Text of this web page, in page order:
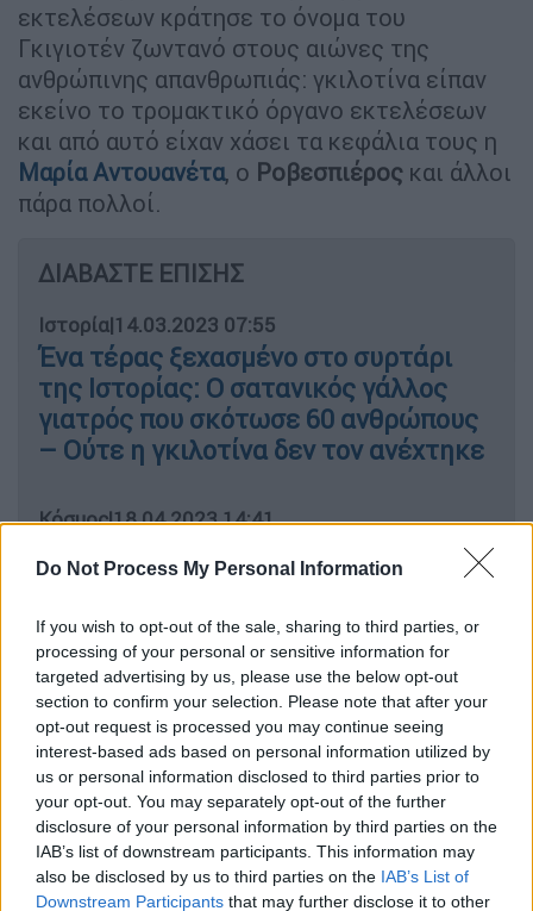
Do Not Process My Personal Information
If you wish to opt-out of the sale, sharing to third parties, or
processing of your personal or sensitive information for
targeted advertising by us, please use the below opt-out
section to confirm your selection. Please note that after your
opt-out request is processed you may continue seeing
interest-based ads based on personal information utilized by
us or personal information disclosed to third parties prior to
your opt-out. You may separately opt-out of the further
disclosure of your personal information by third parties on the
IAB’s list of downstream participants. This information may
also be disclosed by us to third parties on the IAB’s List of
Downstream Participants that may further disclose it to other
εκτελέσεων κράτησε το όνομα του
Γκιγιοτέν ζωντανό στους αιώνες της
ανθρώπινης απανθρωπιάς: γκιλοτίνα είπαν
εκείνο το τρομακτικό όργανο εκτελέσεων
και από αυτό είχαν χάσει τα κεφάλια τους η
Μαρία Αντουανέτα, ο Ροβεσπιέρος και άλλοι
πάρα πολλοί.
ΔΙΑΒΑΣΤΕ ΕΠΙΣΗΣ
Ιστορία|14.03.2023 07:55
Ένα τέρας ξεχασμένο στο συρτάρι
της Ιστορίας: Ο σατανικός γάλλος
γιατρός που σκότωσε 60 ανθρώπους
– Ούτε η γκιλοτίνα δεν τον ανέχτηκε
Κόσμος|18.04.2023 14:41
τους γκιλοτίνα και αυτοκτόνησαν με
αποκεφαλισμό
Η εκτέλεση στη γκιλοτίνα υιοθετήθηκε από
τονβασιλιά Λουδοβίκο ΙΣΤ’ ως μια
ανθρώπινη μορφή εκτέλεσης· ο ίδιος ο
Βασιλιάς δεν άργησε να ανακαλύψει πόσο
ανθρώπινο ήταν πραγματικά το να σου
κόβουν το κεφάλι. Η γκιλοτίνα - έχουν